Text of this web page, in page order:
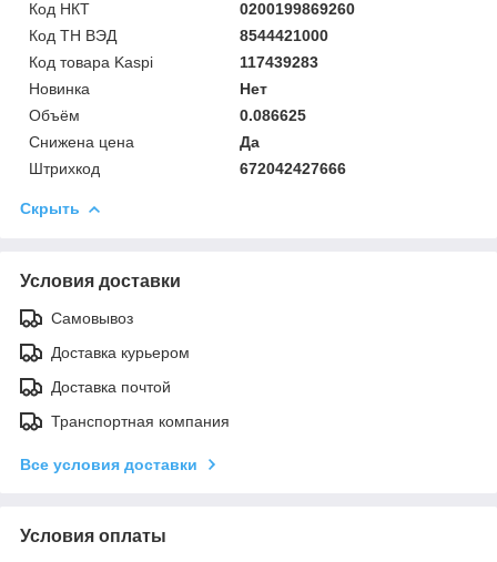
Код НКТ
0200199869260
Код ТН ВЭД
8544421000
Код товара Kaspi
117439283
Новинка
Нет
Объём
0.086625
Снижена цена
Да
Штрихкод
672042427666
Скрыть
Условия доставки
Самовывоз
Доставка курьером
Доставка почтой
Транспортная компания
Все условия доставки
Условия оплаты